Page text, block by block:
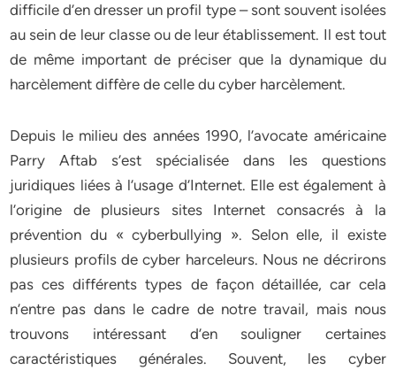
difficile d’en dresser un profil type – sont souvent isolées
au sein de leur classe ou de leur établissement. Il est tout
de même important de préciser que la dynamique du
harcèlement diffère de celle du cyber harcèlement.
Depuis le milieu des années 1990, l’avocate américaine
Parry Aftab s’est spécialisée dans les questions
juridiques liées à l’usage d’Internet. Elle est également à
l’origine de plusieurs sites Internet consacrés à la
prévention du « cyberbullying ». Selon elle, il existe
plusieurs profils de cyber harceleurs. Nous ne décrirons
pas ces différents types de façon détaillée, car cela
n’entre pas dans le cadre de notre travail, mais nous
trouvons intéressant d’en souligner certaines
caractéristiques générales. Souvent, les cyber